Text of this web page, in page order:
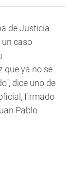
de Justicia
un caso
que ya no se
dice uno de
firmado
Pablo